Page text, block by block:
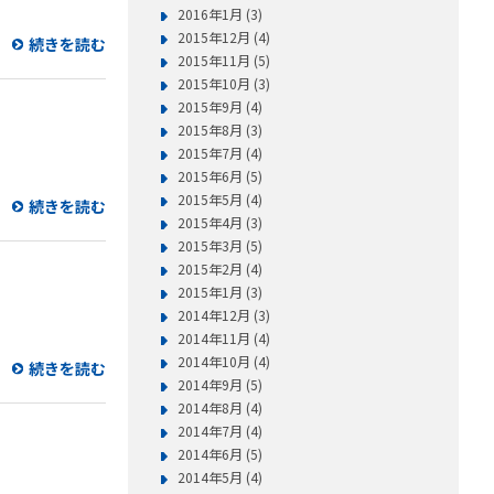
続きを読む
続きを読む
続きを読む
2016年1月 (3)
2015年12月 (4)
2015年11月 (5)
2015年10月 (3)
2015年9月 (4)
2015年8月 (3)
2015年7月 (4)
2015年6月 (5)
2015年5月 (4)
2015年4月 (3)
2015年3月 (5)
2015年2月 (4)
2015年1月 (3)
2014年12月 (3)
2014年11月 (4)
2014年10月 (4)
2014年9月 (5)
2014年8月 (4)
2014年7月 (4)
2014年6月 (5)
2014年5月 (4)